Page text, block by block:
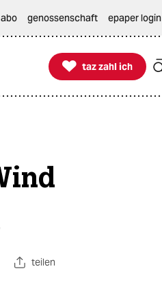
abo genossenschaft epaper login

taz zahl ich
taz zahl ich
teilen